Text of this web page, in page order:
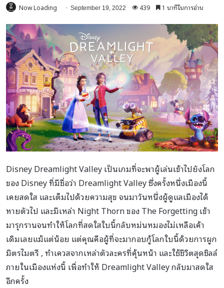
Now Loading September 19, 2022 439 1 นาทีในการอ่าน
Disney Dreamlight Valley เป็นเกมที่จะพาผู้เล่นเข้าไปยังโลก
ของ Disney ที่มีชื่อว่า Dreamlight Valley ซึ่งครั้งหนึ่งเมืองนี้
เคยสดใส และเต็มไปด้วยความสุข จนมาวันหนึ่งผู้ดูแลเมืองได้
หายตัวไป และมีเหล่า Night Thorn ของ The Forgetting เข้า
มารุกรานจนทำให้โลกที่สดใสใบนี้กลับหม่นหมองไม่เหลือเค้า
เดิมเลยแม้แต่น้อย แต่คุณคือผู้ที่จะมากอบกู้โลกใบนี้ด้วยการผูก
มิตรไมตรี , ทำเควสจากเหล่าตัวละครที่คุ้นหน้า และใช้ชีวิตสุดชิลล์
ภายในเมืองแห่งนี้ เพื่อทำให้ Dreamlight Valley กลับมาสดใส
อีกครั้ง